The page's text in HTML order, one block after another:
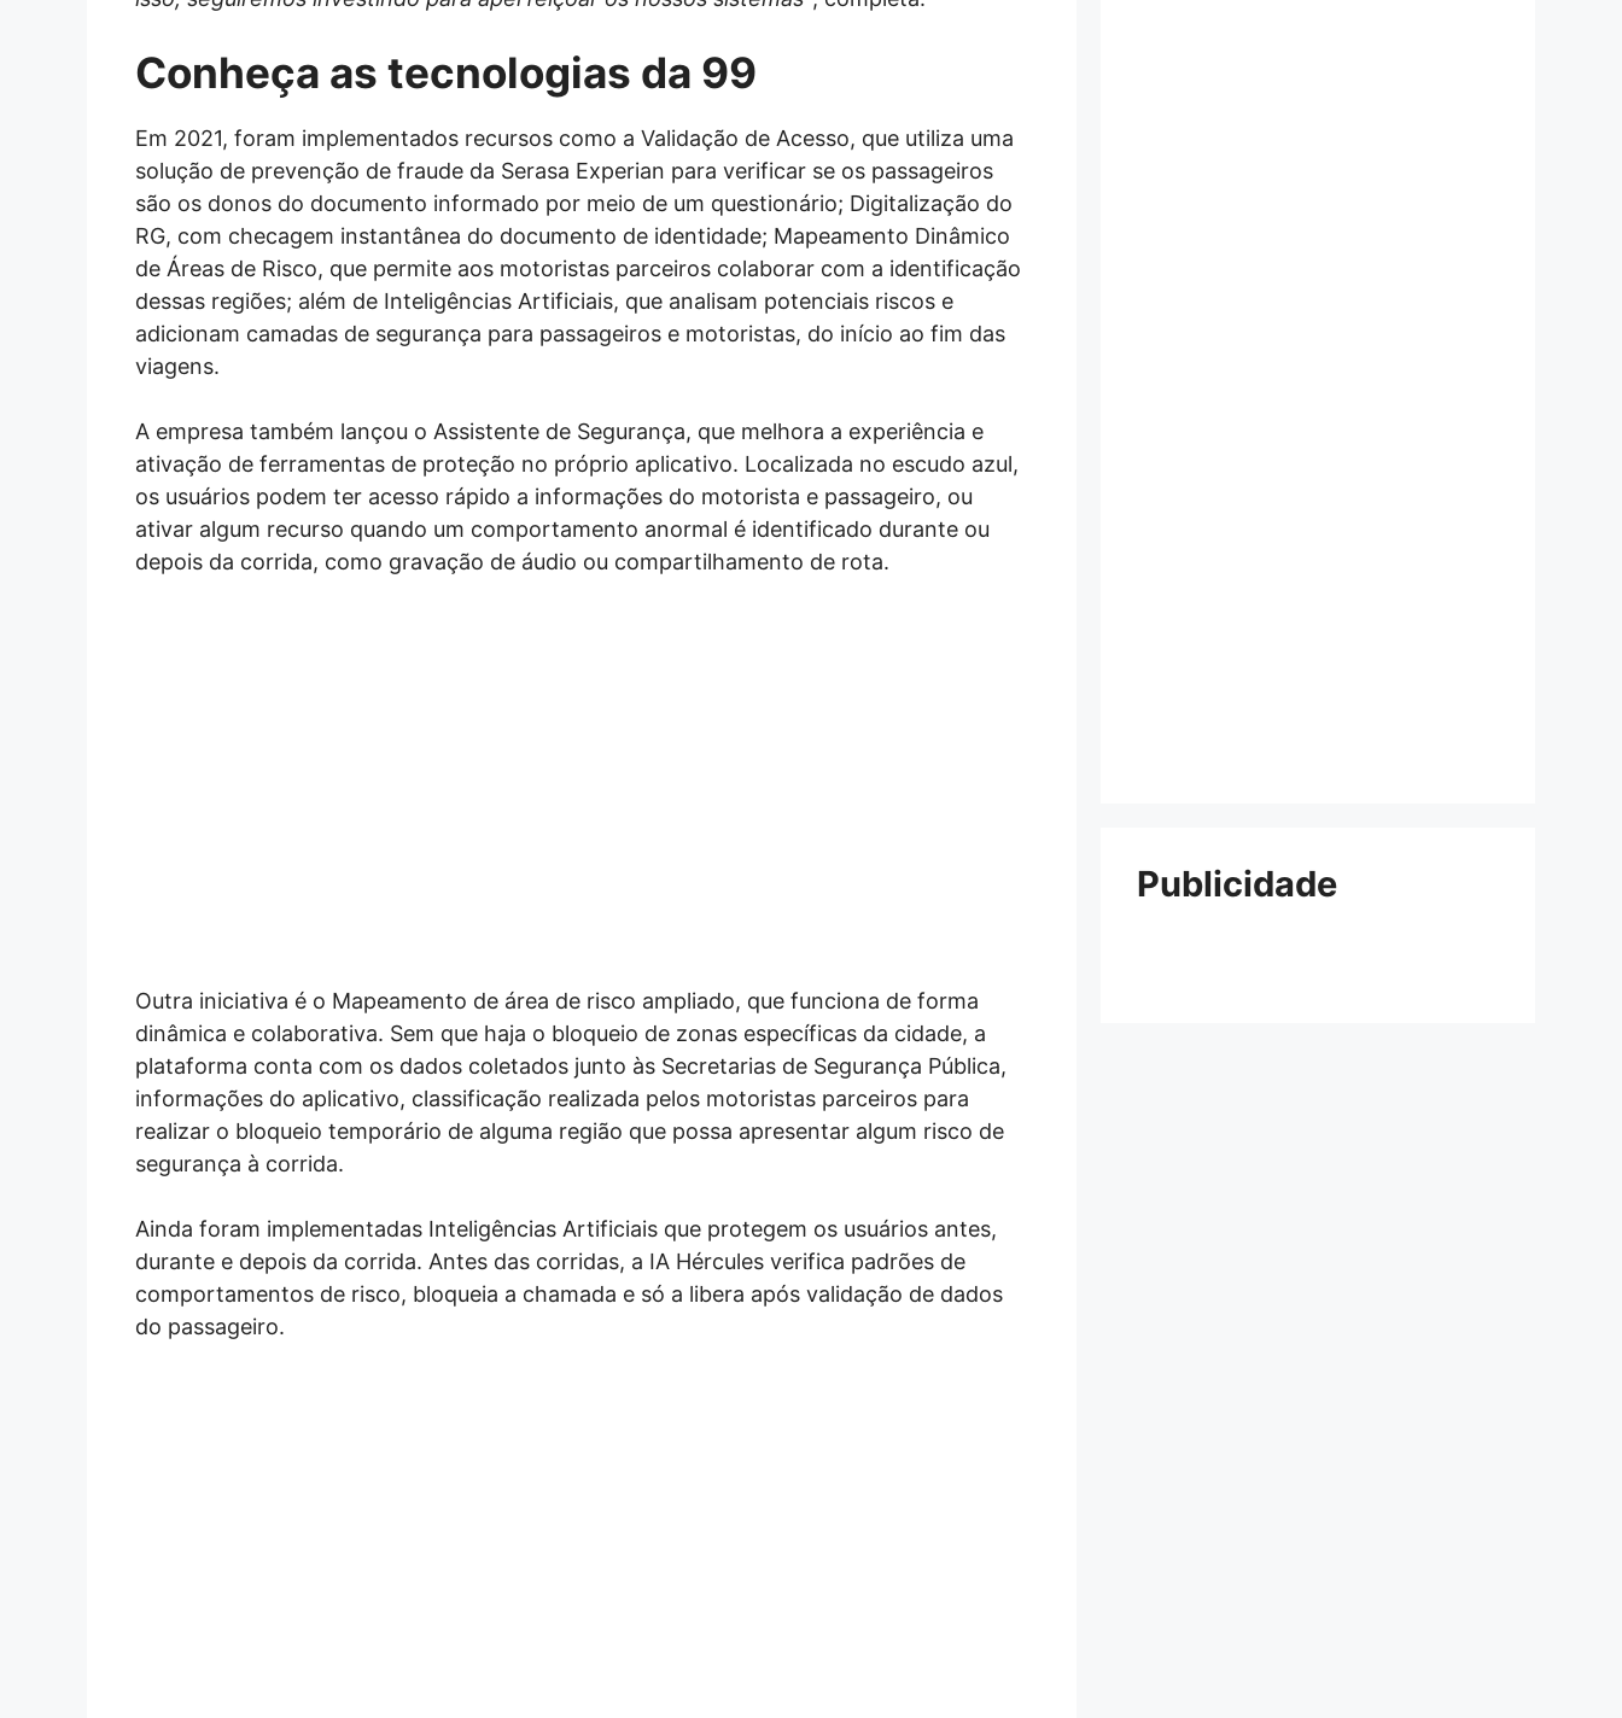
Conheça as tecnologias da 99
Em 2021, foram implementados recursos como a Validação de Acesso, que utiliza uma
solução de prevenção de fraude da Serasa Experian para verificar se os passageiros
são os donos do documento informado por meio de um questionário; Digitalização do
RG, com checagem instantânea do documento de identidade; Mapeamento Dinâmico
de Áreas de Risco, que permite aos motoristas parceiros colaborar com a identificação
dessas regiões; além de Inteligências Artificiais, que analisam potenciais riscos e
adicionam camadas de segurança para passageiros e motoristas, do início ao fim das
viagens.
A empresa também lançou o Assistente de Segurança, que melhora a experiência e
ativação de ferramentas de proteção no próprio aplicativo. Localizada no escudo azul,
os usuários podem ter acesso rápido a informações do motorista e passageiro, ou
ativar algum recurso quando um comportamento anormal é identificado durante ou
depois da corrida, como gravação de áudio ou compartilhamento de rota.
Outra iniciativa é o Mapeamento de área de risco ampliado, que funciona de forma
dinâmica e colaborativa. Sem que haja o bloqueio de zonas específicas da cidade, a
plataforma conta com os dados coletados junto às Secretarias de Segurança Pública,
informações do aplicativo, classificação realizada pelos motoristas parceiros para
realizar o bloqueio temporário de alguma região que possa apresentar algum risco de
segurança à corrida.
Ainda foram implementadas Inteligências Artificiais que protegem os usuários antes,
durante e depois da corrida. Antes das corridas, a IA Hércules verifica padrões de
comportamentos de risco, bloqueia a chamada e só a libera após validação de dados
do passageiro.
Publicidade